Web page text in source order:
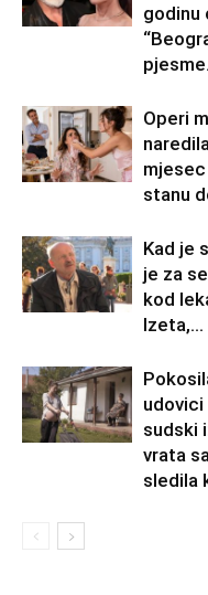
godinu
Operi
stanu
Kad je
je za
kod
Izeta,...
sudski
vrata
sledila